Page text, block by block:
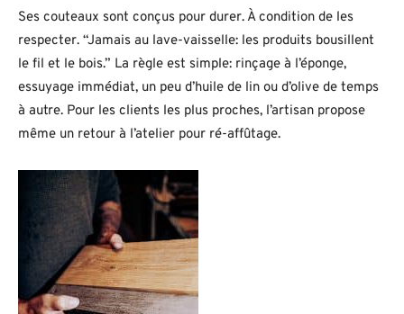
Ses couteaux sont conçus pour durer. À condition de les
respecter. “Jamais au lave-vaisselle: les produits bousillent
le fil et le bois.” La règle est simple: rinçage à l’éponge,
essuyage immédiat, un peu d’huile de lin ou d’olive de temps
à autre. Pour les clients les plus proches, l’artisan propose
même un retour à l’atelier pour ré-affûtage.